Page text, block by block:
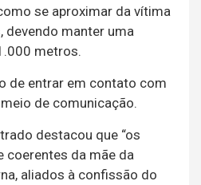
se aproximar da vítima
devendo manter uma
metros.
de entrar em contato com
de comunicação.
destacou que “os
coerentes da mãe da
aliados à confissão do